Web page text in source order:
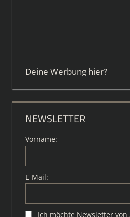
Deine Werbung hier?
NEWSLETTER
Vorname:
E-Mail:
Ich möchte Newsletter von